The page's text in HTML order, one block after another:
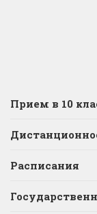
Прием в 10
Расписания